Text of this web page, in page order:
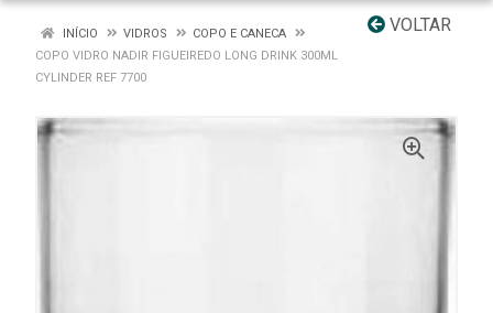
VOLTAR
INÍCIO VIDROS
COPO E CANECA
COPO VIDRO NADIR FIGUEIREDO LONG DRINK 300ML
CYLINDER REF 7700